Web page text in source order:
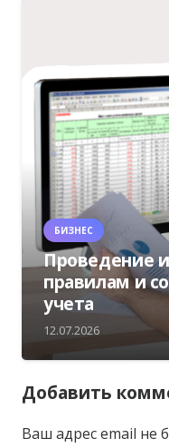
БИЗНЕС
Проведение
правилам и
учета
12.07.2026
Добавить
Ваш адрес email не